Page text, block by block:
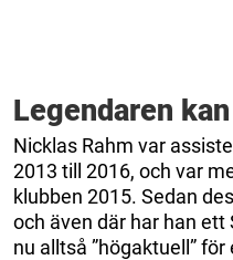
Legendaren
Nicklas Rahm var
2013 till 2016, och var
klubben 2015. Sedan
och även där har han
nu alltså ”högaktuell”